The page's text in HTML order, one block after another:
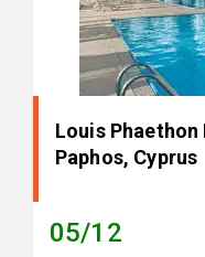
Louis Phaethon
Paphos, Cyprus
05/12